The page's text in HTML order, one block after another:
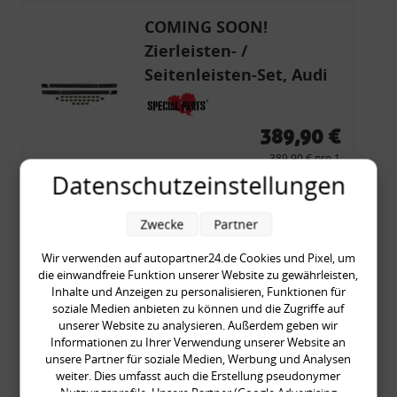
COMING SOON!
Zierleisten- /
Seitenleisten-Set, Audi
80 Cabrio, Coupe, S2, (6x
Zierleiste, 2x Kappe,
Montagewerkzeug)
389,90 €
389,90 € pro 1
inkl. gesetzl. MwSt., zzgl.
2x Ankerblech,
Spritzschutz,
Hinterachse, VW Golf 4,
Audi A3 8L, für 256 mm-
Datenschutzeinstellungen
Wir verwenden auf autopartner24.de Cookies und Pixel, um
die einwandfreie Funktion unserer Website zu gewährleisten,
Inhalte und Anzeigen zu personalisieren, Funktionen für
soziale Medien anbieten zu können und die Zugriffe auf
unserer Website zu analysieren. Außerdem geben wir
Informationen zu Ihrer Verwendung unserer Website an
unsere Partner für soziale Medien, Werbung und Analysen
weiter. Dies umfasst auch die Erstellung pseudonymer
Nutzungsprofile. Unsere Partner (Google Advertising
Zwecke Partner